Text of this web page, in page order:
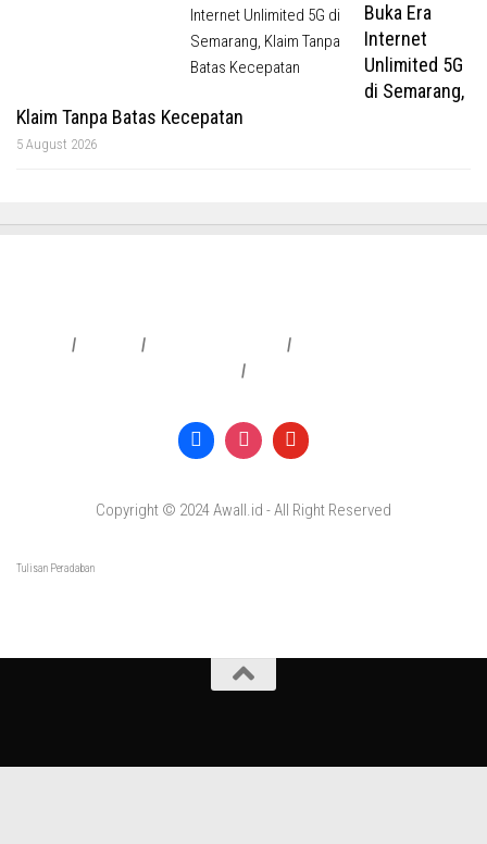
Buka Era
Internet
Unlimited 5G
di Semarang,
Klaim Tanpa Batas Kecepatan
5 August 2026
| | |
|
Copyright © 2024 Awall.id - All Right Reserved
Tulisan Peradaban